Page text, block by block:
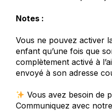
Notes :
Vous ne pouvez activer
enfant qu’une fois que
complètement activé à
envoyé à son adresse
Vous avez besoin de
Communiquez avec